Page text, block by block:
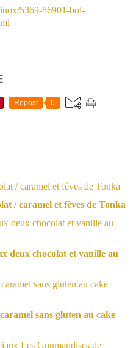
5369-86901-bol-
Repost 0
/ caramel et fèves de Tonka
deux chocolat et vanille au
sans gluten au cake